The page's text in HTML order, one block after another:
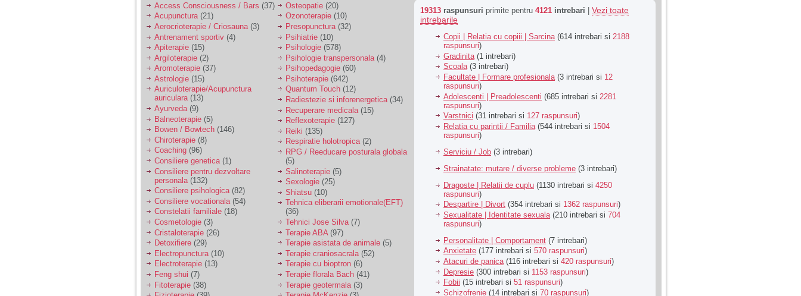
Ma aflu aici pentru ca
vreau sa stiu daca am
nevoie de un psiholog
sau psihiatru.
Sunt casatorita, am
31 de ani si un copil in
varsta de 2 ani care
mi-e lumina ochilor.
De ceva timp simt ca
mi s-a adunat
oboseala, o oboseala
cronica de care nu pot
scapa si simt ca din
cauza ei nu pot
controla nervii si
cateodata are copilul
de suferit.
Am o bariera peste
care nu pot trece:
prietena mea a ramas
insarcinata cu o fata.
Am fost de comun
acord sa facem un
copil, cu gandul ca e
baiat.
Access Consciousness / Bars (37)
Acupunctura(21)
Aerocrioterapie / Criosauna (3)
Antrenament sportiv (4)
Apiterapie (15)
Argiloterapie (2)
Aromoterapie (37)
Astrologie (15)
Auriculoterapie/Acupunctura
auriculara(13)
Ayurveda(9)
Balneoterapie (5)
Bowen / Bowtech (146)
Chiroterapie (8)
Coaching (96)
Consiliere genetica(1)
Consiliere pentru dezvoltare
personala (132)
Consiliere psihologica(82)
Consiliere vocationala (54)
Constelatii familiale (18)
Cosmetologie (3)
Cristaloterapie (26)
Detoxifiere (29)
Electropunctura (10)
Electroterapie (13)
Feng shui (7)
Fitoterapie (38)
Osteopatie (20)
Ozonoterapie (10)
Presopunctura (32)
Psihiatrie (10)
Psihologie (578)
Psihologie transpersonala (4)
Psihopedagogie (60)
Psihoterapie (642)
Quantum Touch (12)
Radiestezie si inforenergetica(34)
Recuperare medicala (15)
Reflexoterapie (127)
Reiki (135)
Respiratie holotropica(2)
RPG / Reeducare posturala globala
(5)
Salinoterapie (5)
Sexologie (25)
Shiatsu (10)
Tehnica eliberarii emotionale(EFT)
(36)
Tehnici Jose Silva(7)
Terapie ABA (97)
Terapie asistata de animale (5)
Terapie craniosacrala (52)
Terapie cu bioptron (6)
Terapie florala Bach (41)
Terapie geotermala (3)
19313 raspunsuri primite pentru 4121 intrebari
Vezi toate
intrebarile
Copii | Relatia cu copiii | Sarcina(614 intrebari si 2188
raspunsuri)
Gradinita (1 intrebari)
Scoala(3 intrebari)
Facultate | Formare profesionala (3 intrebari si 12
raspunsuri)
Adolescenti | Preadolescenti (685 intrebari si 2281
raspunsuri)
Varstnici (31 intrebari si 127 raspunsuri)
Relatia cu parintii / Familia (544 intrebari si 1504
raspunsuri)
Serviciu / Job (3 intrebari)
Strainatate: mutare / diverse probleme (3 intrebari)
Dragoste | Relatii de cuplu (1130 intrebari si 4250
raspunsuri)
Despartire | Divort (354 intrebari si 1362 raspunsuri)
Sexualitate | Identitate sexuala (210 intrebari si 704
raspunsuri)
Personalitate | Comportament (7 intrebari)
Anxietate (177 intrebari si 570 raspunsuri)
Atacuri de panica(116 intrebari si 420 raspunsuri)
Depresie (300 intrebari si 1153 raspunsuri)
Fobii (15 intrebari si 51 raspunsuri)
Schizofrenie (14 intrebari si 70 raspunsuri)